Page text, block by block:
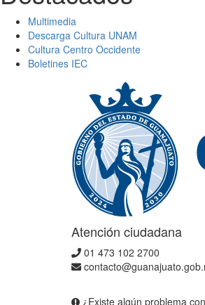
Multimedia
Descarga Cultura UNAM
Cultura Centro Occidente
Boletines IEC
Atención ciudadana
01 473 102 2700
¿Existe algún problema